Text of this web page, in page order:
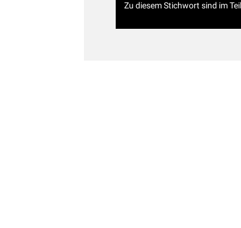
Zu diesem Stichwort sind im